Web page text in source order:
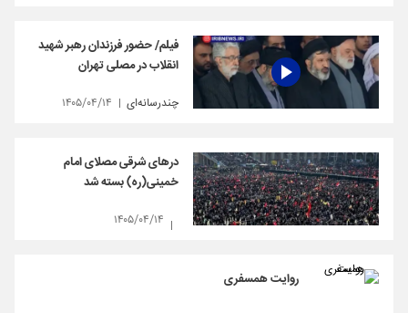
فیلم/ حضور فرزندان رهبر شهید
انقلاب در مصلی تهران
چندرسانه‌ای ۱۴۰۵/۰۴/۱۴
درهای شرقی مصلای امام
خمینی(ره) بسته شد
۱۴۰۵/۰۴/۱۴
روایت همسفری